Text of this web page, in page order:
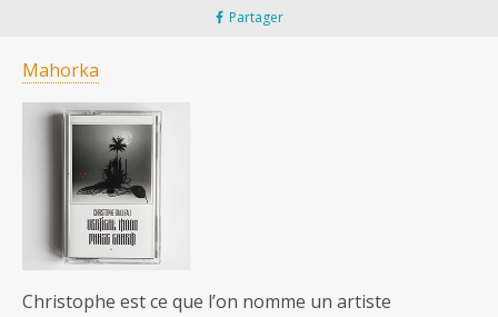
Partager
Mahorka
Christophe est ce que l’on nomme un artiste